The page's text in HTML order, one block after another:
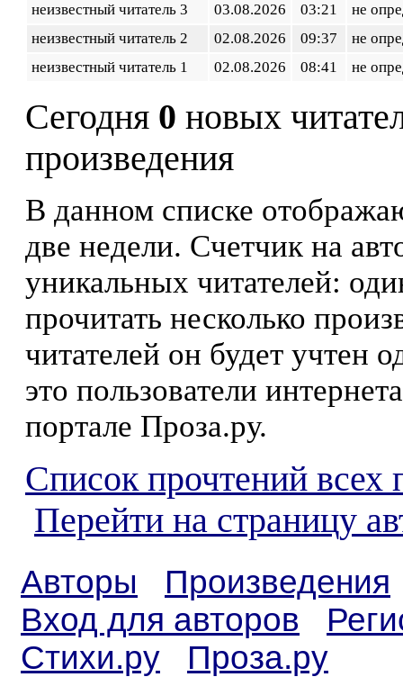
неизвестный читатель 3
03.08.2026 03:21
не
неизвестный читатель 2
02.08.2026 09:37
не
неизвестный читатель 1
02.08.2026 08:41 не
Сегодня 0 новых
произведения
В данном списке
две недели. Счетчик на
уникальных читателей:
прочитать несколько
читателей он будет учтен
это пользователи
портале Проза.ру.
Список прочтений всех
Перейти на страницу
Авторы
Произведения
Вход для авторов
Стихи.ру
Проза.ру